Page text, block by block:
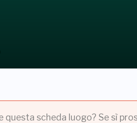
scheda luogo? Se sì